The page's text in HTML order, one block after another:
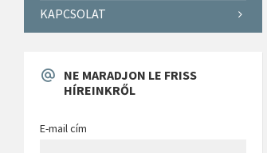
KAPCSOLAT
NE MARADJON LE FRISS
HÍREINKRŐL
E-mail cím